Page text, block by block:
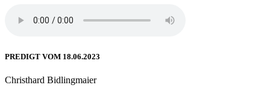
PREDIGT VOM 18.06.2023
Christhard Bidlingmaier